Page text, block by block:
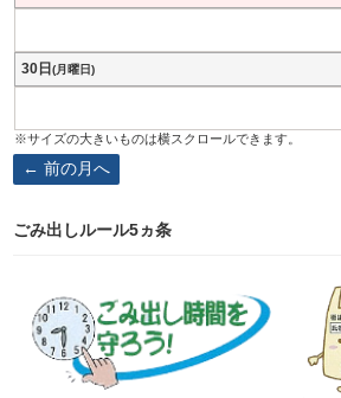
30日 (月曜日)
前の月へ
ごみ出しルール5ヵ条